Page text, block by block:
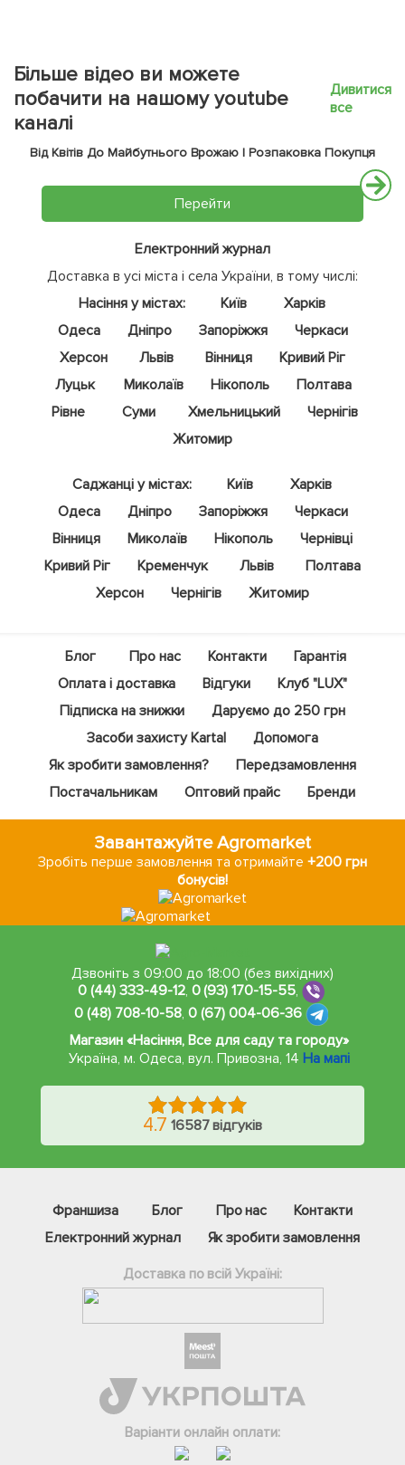
Більше відео ви можете
побачити на нашому youtube
каналі
Дивитися
все
Від Квітів До Майбутнього Врожаю | Розпаковка Покупця
Перейти
Електронний журнал
Доставка в усі міста і села України, в тому числі:
Насіння у містах:
Київ
Харків
Одеса
Дніпро Запоріжжя
Черкаси
Херсон
Львів Вінниця
Кривий Ріг
Луцьк
Миколаїв Нікополь
Полтава
Рівне
Суми Хмельницький
Чернігів
Житомир
Саджанці у містах: Київ
Харків
Одеса
Дніпро Запоріжжя
Черкаси
Вінниця
Миколаїв Нікополь
Чернівці
Кривий Ріг
Кременчук Львів
Полтава
Херсон
Чернігів Житомир
Блог Про нас Контакти
Гарантія
Оплата і доставка
Відгуки
Клуб "LUX"
Підписка на знижки
Даруємо до 250 грн
Засоби захисту Kartal
Допомога
Як зробити замовлення?
Передзамовлення
Постачальникам
Оптовий прайс Бренди
Завантажуйте Agromarket
Зробіть перше замовлення та отримайте+200 грн
бонусів!
Дзвоніть з 09:00 до 18:00 (без вихідних)
0 (44) 333-49-12, 0 (93) 170-15-55,
0 (48) 708-10-58, 0 (67) 004-06-36
Магазин «Насіння, Все для саду та городу»
Україна, м. Одеса,вул. Привозна, 14 На мапі
4.7 16587 відгуків
Франшиза Блог Про нас
Контакти
Електронний журнал
Як зробити замовлення
Доставка по всій Україні:
Варіанти онлайн оплати:
Телеграм
Вайбер